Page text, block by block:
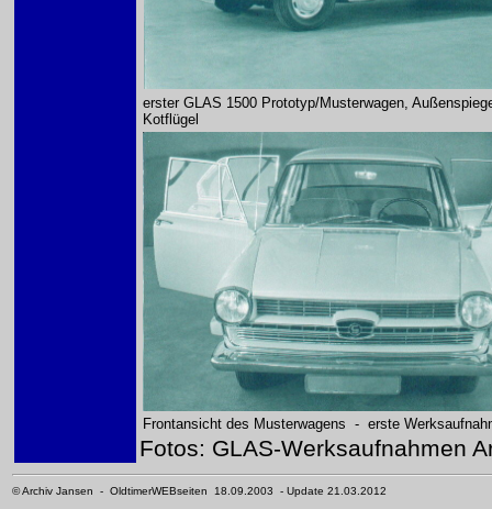
erster GLAS 1500 Prototyp/Musterwagen,
Kotflügel
Frontansicht des Musterwagens - erste
Fotos: GLAS-Werksaufnahmen
© Archiv Jansen - OldtimerWEBseiten 18.09.2003 - Update 21.03.2012